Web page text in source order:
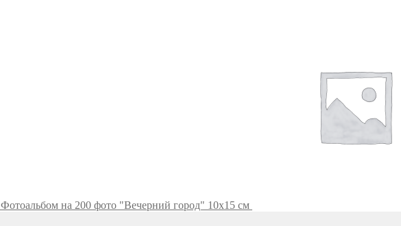
Фотоальбом на 200 фото "Вечерний город" 10х15 см